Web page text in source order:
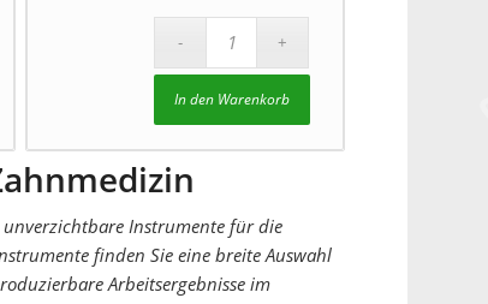
In den Warenkorb
unverzichtbare Instrumente für die
finden Sie eine breite Auswahl
Arbeitsergebnisse im